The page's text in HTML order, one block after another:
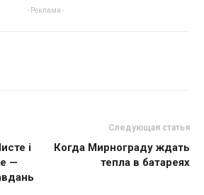
- Реклама -
і
—
Следующая статья
Когда Мирнограду ждать
тепла в батареях